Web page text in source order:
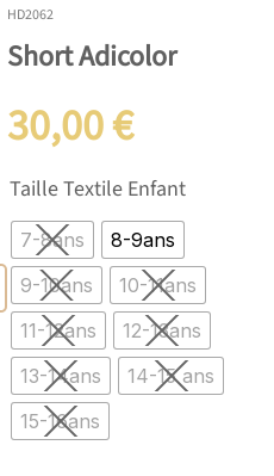
HD2062
Short Adicolor
30,00€
Taille Textile Enfant
7-8ans
8-9ans
9-10ans
10-11ans
11-12ans
12-13ans
13-14ans
14-15 ans
15-16ans
quantité
de
Short
Adicolor